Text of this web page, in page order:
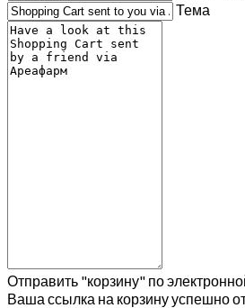
Тема
Отправить "корзину" по
Ваша ссылка на корзину успешно